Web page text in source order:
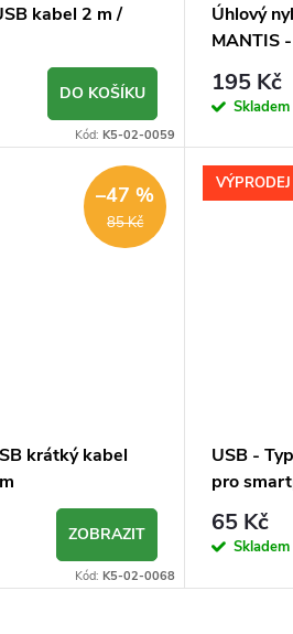
kabel 2 m /
DO KOŠÍKU
Kód:K5-02-0059
Úhlový
MANTIS
195 Kč
85 Kč
–47 %
krátký kabel
ZOBRAZIT
Kód:K5-02-0068
VÝPRODEJ
USB -
pro
65 Kč